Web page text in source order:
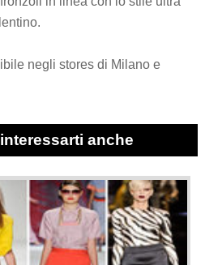
negli stores di Milano e
anche